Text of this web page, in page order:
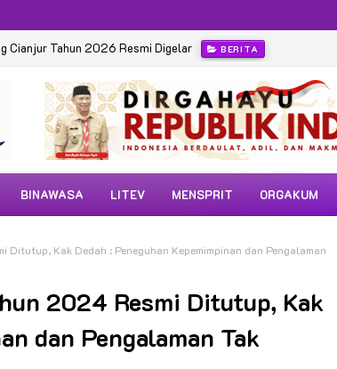
Cianjur Tahun 2026 Resmi Digelar BERITA
BINAWASA LITEV MENSPRIT ORGAKUM
Ditutup, Kak Dedah : Peneguhan Kepemimpinan dan Pengalaman
2024 Resmi Ditutup, Kak
dan Pengalaman Tak